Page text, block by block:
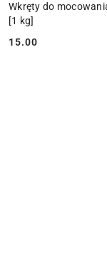
Wkręty do
[1 kg]
Cena:
15.00